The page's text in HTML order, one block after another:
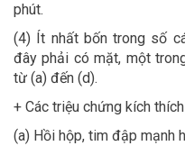
phút.
(4) Ít nhất bốn trong số
đây phải có mặt, một
từ (a) đến (d).
+ Các triệu chứng kích
(a) Hồi hộp, tim đập mạnh